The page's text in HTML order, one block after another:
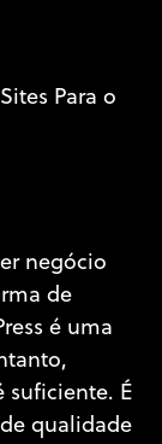
Para o
negócio
de
é uma
suficiente. É
qualidade